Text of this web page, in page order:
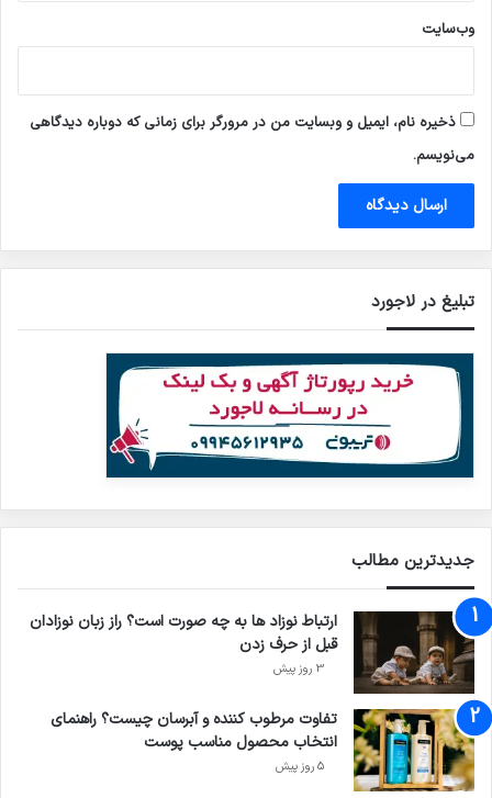
وب‌سایت
ذخیره نام، ایمیل و وبسایت من در مرورگر برای زمانی که دوباره دیدگاهی
می‌نویسم.
تبلیغ در لاجورد
جدیدترین مطالب
ارتباط نوزاد ها به چه صورت است؟ راز زبان نوزادان
قبل از حرف زدن
3 روز پیش
تفاوت مرطوب کننده و آبرسان چیست؟ راهنمای
انتخاب محصول مناسب پوست
5 روز پیش